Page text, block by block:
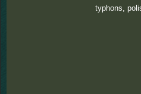
typhons,